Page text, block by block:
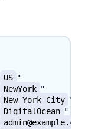
US "
NewYork "
New York City "
DigitalOcean "
admin@example.com